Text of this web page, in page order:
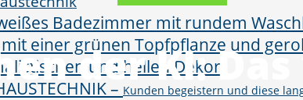
– Kunden begeistern und diese
der KI: